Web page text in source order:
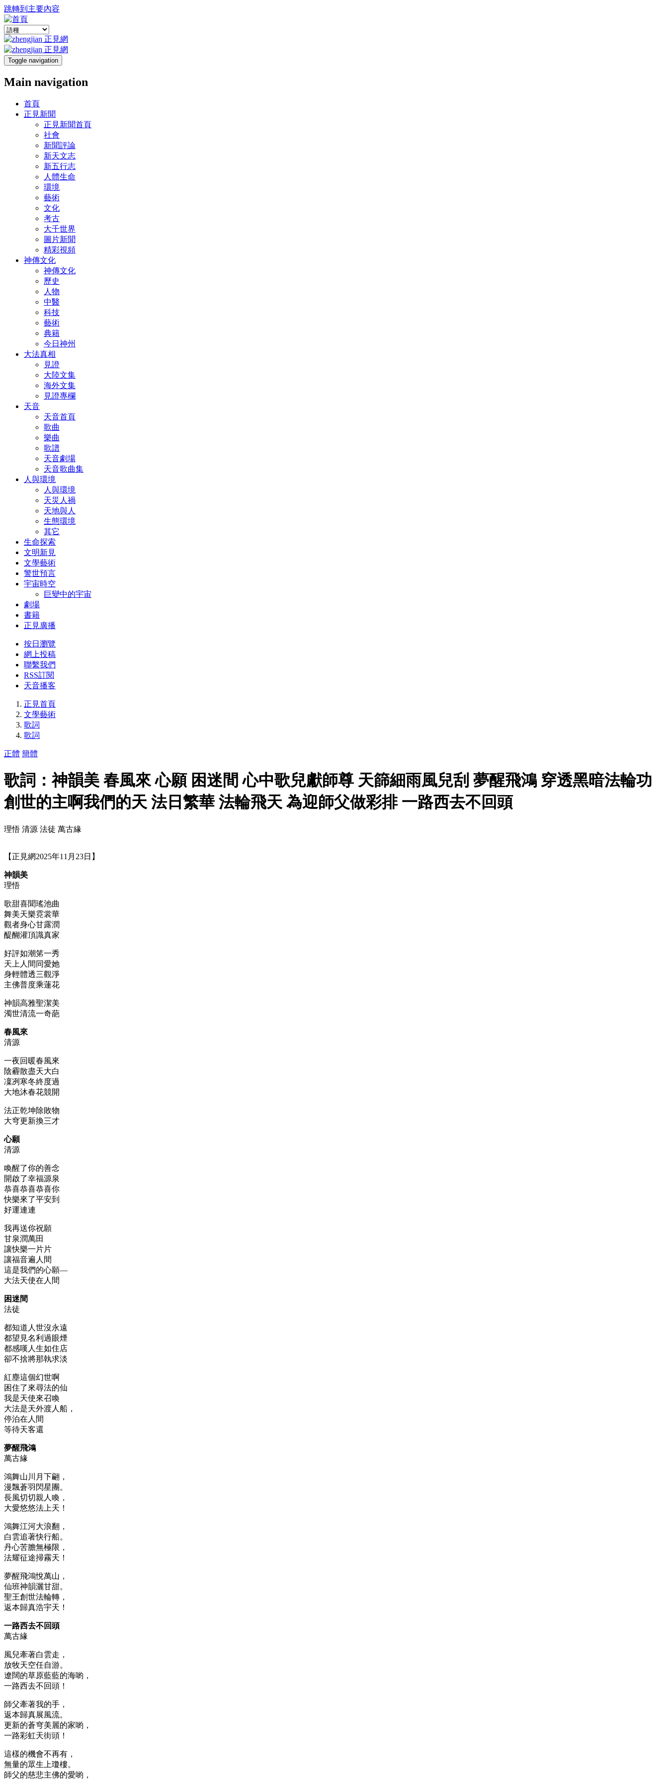
跳轉到主要內容
Toggle navigation
Main navigation
首頁
正見新聞
正見新聞首頁
社會
新聞評論
新天文志
新五行志
人體生命
環境
藝術
文化
考古
大千世界
圖片新聞
精彩視頻
神傳文化
神傳文化
歷史
人物
中醫
科技
藝術
典籍
今日神州
大法真相
見證
大陸文集
海外文集
見證專欄
天音
天音首頁
歌曲
樂曲
歌譜
天音劇場
天音歌曲集
人與環境
人與環境
天災人禍
天地與人
生態環境
其它
生命探索
文明新見
文學藝術
警世預言
宇宙時空
巨變中的宇宙
劇場
書籍
正見廣播
按日瀏覽
網上投稿
聯繫我們
RSS訂閱
天音播客
正見首頁
文學藝術
歌詞
歌詞
正體 簡體
歌詞：神韻美 春風來 心願 困迷間 心中歌兒獻師尊 天篩細雨風兒刮 夢醒飛鴻 穿透黑暗法輪功
創世的主啊我們的天 法日繁華 法輪飛天 為迎師父做彩排 一路西去不回頭
理悟 清源 法徒 萬古緣
【正見網2025年11月23日】
神韻美
理悟
歌甜喜聞瑤池曲
舞美天樂霓裳華
觀者身心甘露潤
醍醐灌頂識真家
好評如潮笫一秀
天上人間同愛她
身輕體透三觀淨
主佛普度乘蓮花
神韻高雅聖潔美
濁世清流一奇葩
春風來
清源
一夜回暖春風來
陰霾散盡天大白
凜冽寒冬終度過
大地沐春花競開
法正乾坤除敗物
大穹更新換三才
心願
清源
喚醒了你的善念
開啟了幸福源泉
恭喜恭喜恭喜你
快樂來了平安到
好運連連
我再送你祝願
甘泉潤萬田
讓快樂一片片
讓福音遍人間
這是我們的心願—
大法天使在人間
困迷間
法徒
都知道人世沒永遠
都望見名利過眼煙
都感嘆人生如住店
卻不捨將那執求淡
紅塵這個幻世啊
困住了來尋法的仙
我是天使來召喚
大法是天外渡人船，
停泊在人間
等待天客還
夢醒飛鴻
萬古緣
鴻舞山川月下翩，
漫飄蒼羽閃星團。
長風切切親人喚，
大愛悠悠法上天！
鴻舞江河大浪翻，
白雲追著快行船。
丹心苦膽無極限，
法耀征途掃霧天！
夢醒飛鴻悅萬山，
仙班神韻灑甘甜。
聖王創世法輪轉，
返本歸真浩宇天！
一路西去不回頭
萬古緣
風兒牽著白雲走，
放牧天空任自游。
遼闊的草原藍藍的海喲，
一路西去不回頭！
師父牽著我的手，
返本歸真展風流。
更新的蒼穹美麗的家喲，
一路彩虹天街頭！
這樣的機會不再有，
無量的眾生上瓊樓。
師父的慈悲主佛的愛喲，